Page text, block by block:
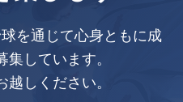
を通じて心身ともに成
しています。
しください。